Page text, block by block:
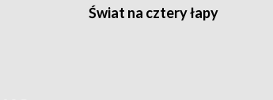
Świat na cztery łapy